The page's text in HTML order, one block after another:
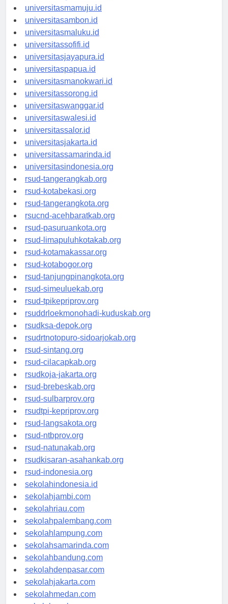
universitasgorontalo.id
universitasmamuju.id
universitasambon.id
universitasmaluku.id
universitassofifi.id
universitasjayapura.id
universitaspapua.id
universitasmanokwari.id
universitassorong.id
universitaswanggar.id
universitaswalesi.id
universitassalor.id
universitasjakarta.id
universitassamarinda.id
universitasindonesia.org
rsud-tangerangkab.org
rsud-kotabekasi.org
rsud-tangerangkota.org
rsucnd-acehbaratkab.org
rsud-pasuruankota.org
rsud-limapuluhkotakab.org
rsud-kotamakassar.org
rsud-kotabogor.org
rsud-tanjungpinangkota.org
rsud-simeuluekab.org
rsud-tpikepriprov.org
rsuddrloekmonohadi-kuduskab.org
rsudksa-depok.org
rsudrtnotopuro-sidoarjokab.org
rsud-sintang.org
rsud-cilacapkab.org
rsudkoja-jakarta.org
rsud-brebeskab.org
rsud-sulbarprov.org
rsudtpi-kepriprov.org
rsud-langsakota.org
rsud-ntbprov.org
rsud-natunakab.org
rsudkisaran-asahankab.org
rsud-indonesia.org
sekolahindonesia.id
sekolahjambi.com
sekolahriau.com
sekolahpalembang.com
sekolahlampung.com
sekolahsamarinda.com
sekolahbandung.com
sekolahdenpasar.com
sekolahjakarta.com